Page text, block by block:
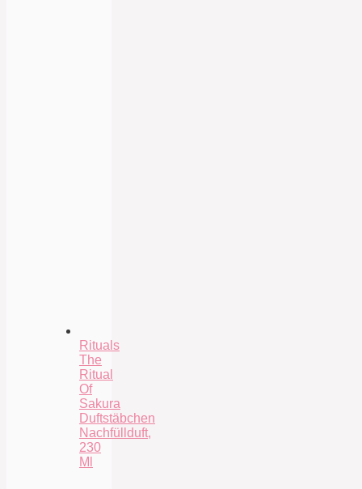
Rituals
The
Ritual
Of
Sakura
Duftstäbchen
Nachfüllduft,
230
Ml